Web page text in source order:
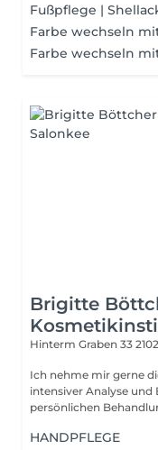
Fußpflege |
Farbe wechseln
Farbe wechseln
Brigitte
Hinterm Graben 33
Ich nehme mir gerne die
intensiver Analyse und
persönlichen
HANDPFLEGE